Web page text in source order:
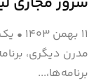
۱۱ بهمن ۱۴۰۳ •
مدرن دیگری،
برنامه‌ها،...